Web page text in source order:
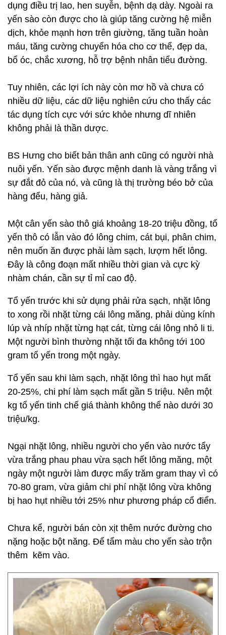
dụng điều trị lao, hen suyễn, bệnh dạ dày. Ngoài ra
yến sào còn được cho là giúp tăng cường hệ miễn
dịch, khỏe mạnh hơn trên giường, tăng tuần hoàn
máu, tăng cường chuyển hóa cho cơ thể, đẹp da,
bổ óc, chắc xương, hỗ trợ bệnh nhân tiểu đường.
Tuy nhiên, các lợi ích này còn mơ hồ và chưa có
nhiều dữ liệu, các dữ liệu nghiên cứu cho thấy các
tác dụng tích cực với sức khỏe nhưng dĩ nhiên
không phải là thần dược.
BS Hưng cho biết bản thân anh cũng có người nhà
nuôi yến. Yến sào được mệnh danh là vàng trắng vì
sự đắt đỏ của nó, và cũng là thị trường béo bở của
hàng đểu, hàng giả.
Một cân yến sào thô giá khoảng 18-20 triệu đồng, tổ
yến thô có lẫn vào đó lông chim, cát bụi, phân chim,
nên muốn ăn được phải làm sạch, lượm hết lông.
Đây là công đoạn mất nhiều thời gian và cực kỳ
nhàm chán, cần sự tỉ mỉ cao độ.
Tổ yến trước khi sử dụng phải rửa sạch, nhặt lông
to xong rồi nhặt từng cái lông măng, phải dùng kính
lúp và nhíp nhặt từng hạt cát, từng cái lông nhỏ li ti.
Một người bình thường nhặt tối đa không tới 100
gram tổ yến trong một ngày.
Tổ yến sau khi làm sạch, nhặt lông thì hao hụt mất
20-25%, chi phí làm sạch mất gần 5 triệu. Nên một
kg tổ yến tinh chế giá thành không thể nào dưới 30
triệu/kg.
Ngại nhặt lông, nhiều người cho yến vào nước tẩy
vừa trắng phau phau vừa sạch hết lông măng, một
ngày một người làm được mấy trăm gram thay vì có
70-80 gram, vừa giảm chi phí nhặt lông vừa không
bị hao hụt nhiều tới 25% như phương pháp cổ điển.
Chưa kể, người bán còn xịt thêm nước đường cho
nặng hoặc bột năng. Để tẩm màu cho yến sào trộn
thêm kẽm vào.